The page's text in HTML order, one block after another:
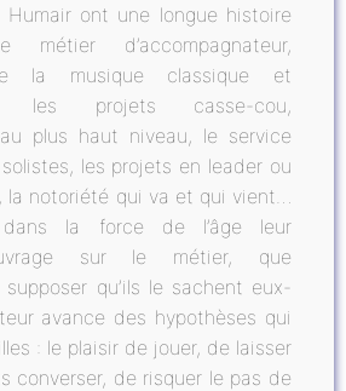
Humair ont une longue histoire
d’accompagnateur,
la musique classique et
les projets casse-cou,
au plus haut niveau, le service
les projets en leader ou
la notoriété qui va et qui vient…
la force de l’âge leur
sur le métier, que
qu’ils le sachent eux-
avance des hypothèses qui
: le plaisir de jouer, de laisser
converser, de risquer le pas de